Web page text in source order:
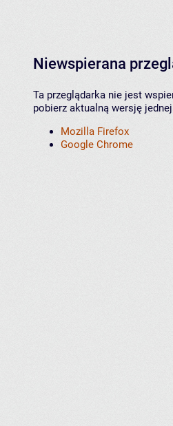
Niewspierana
Ta przeglądarka nie jest
pobierz aktualną wersję
Mozilla Firefox
Google Chrome